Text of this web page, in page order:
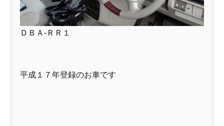
ＤＢＡ-ＲＲ１
平成１７年登録のお車です